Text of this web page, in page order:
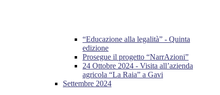
“Educazione alla legalità” - Quinta
edizione
Prosegue il progetto “NarrAzioni”
24 Ottobre 2024 - Visita all’azienda
agricola “La Raia” a Gavi
Settembre 2024